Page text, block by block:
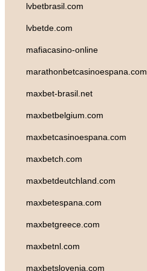
lvbetbrasil.com
lvbetde.com
mafiacasino-online
marathonbetcasinoespana.com
maxbet-brasil.net
maxbetbelgium.com
maxbetcasinoespana.com
maxbetch.com
maxbetdeutchland.com
maxbetespana.com
maxbetgreece.com
maxbetnl.com
maxbetslovenia.com